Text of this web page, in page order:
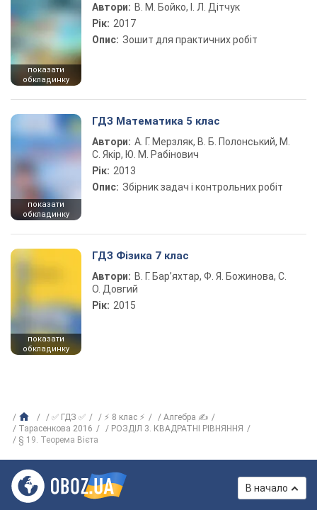
показати
обкладинку
Автори: В. М. Бойко, І. Л. Дітчук
Рік: 2017
Опис: Зошит для практичних робіт
показати
обкладинку
ГДЗ Математика 5 клас
Автори: А. Г. Мерзляк, В. Б. Полонський, М.
С. Якір, Ю. М. Рабінович
Рік: 2013
Опис: Збірник задач і контрольних робіт
показати
обкладинку
ГДЗ Фізика 7 клас
Автори: В. Г. Бар’яхтар, Ф. Я. Божинова, С.
О. Довгий
Рік: 2015
✅ ГДЗ ✅ ⚡ 8 клас ⚡
Алгебра ✍
Тарасенкова 2016
РОЗДІЛ 3. КВАДРАТНІ РІВНЯННЯ
§ 19. Теорема Вієта
В начало